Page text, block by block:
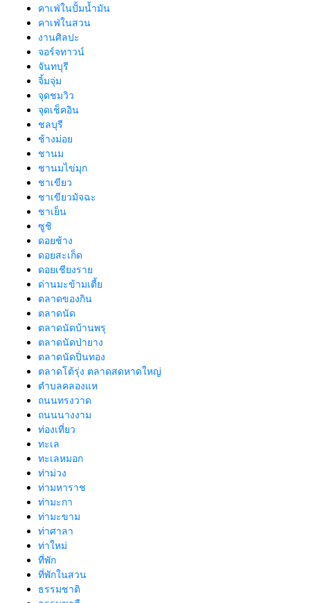
คาเฟ่ในปั้มน้ำมัน
คาเฟ่ในสวน
งานศิลปะ
จอร์จทาวน์
จันทบุรี
จิ้มจุ่ม
จุดชมวิว
จุดเช็คอิน
ชลบุรี
ช้างม่อย
ชานม
ชานมไข่มุก
ชาเขียว
ชาเขียวมัจฉะ
ชาเย็น
ซูชิ
ดอยช้าง
ดอยสะเก็ด
ดอยเชียงราย
ด่านมะข้ามเตี้ย
ตลาดของกิน
ตลาดนัด
ตลาดนัดบ้านพรุ
ตลาดนัดป่ายาง
ตลาดนัดปิ่นทอง
ตลาดโต้รุ่ง ตลาดสดหาดใหญ่
ตำบลคลองแห
ถนนทรงวาด
ถนนนางงาม
ท่องเที่ยว
ทะเล
ทะเลหมอก
ท่าม่วง
ท่ามหาราช
ท่ามะกา
ท่ามะขาม
ท่าศาลา
ท่าใหม่
ที่พัก
ที่พักในสวน
ธรรมชาติ